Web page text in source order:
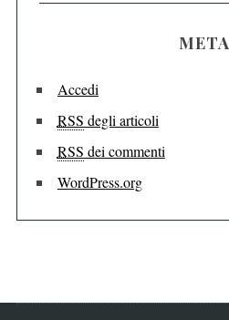
META
Accedi
RSS degli articoli
RSS dei commenti
WordPress.org